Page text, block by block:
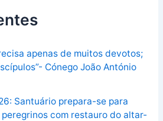
apenas de muitos devotos;
Cónego João António
Santuário prepara-se para
com restauro do altar-